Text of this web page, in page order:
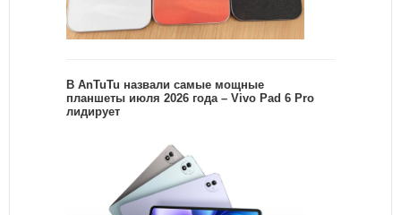
В AnTuTu назвали самые мощные
планшеты июля 2026 года – Vivo Pad 6 Pro
лидирует